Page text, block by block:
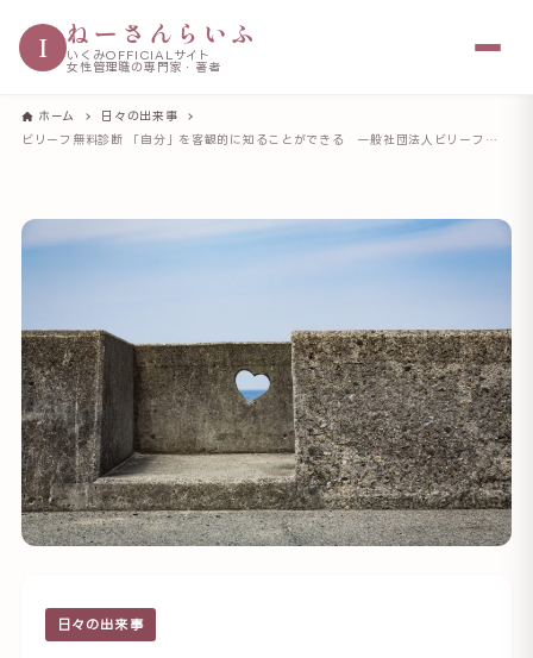
I ねーさんらいふ
いくみOFFICIALサイト
女性管理職の専門家・著者
ホーム
日々の出来事
ビリーフ無料診断 「自分」を客観的に知ることができる 一般社団法人ビリーフリセット®︎協会のサイト
日々の出来事